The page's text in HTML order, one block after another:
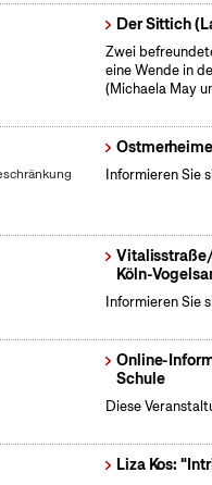
Der Sittich
Zwei
eine Wende in
(Michaela May
Informieren Sie
Köln-
Informieren Sie
Online-
Schule
Diese
Liza Kos: